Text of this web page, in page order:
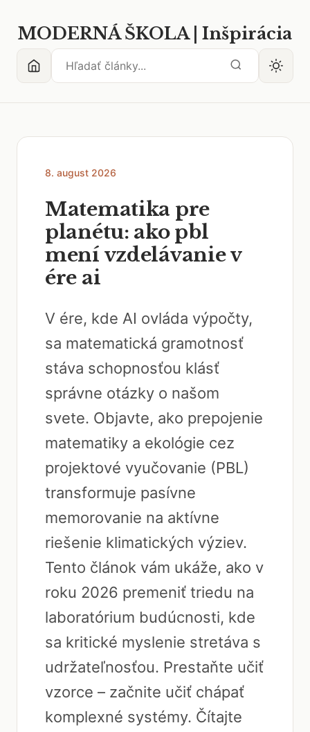
MODERNÁ ŠKOLA | Inšpirácia
8. august 2026
Matematika pre
planétu: ako pbl
mení vzdelávanie v
ére ai
V ére, kde AI ovláda výpočty,
sa matematická gramotnosť
stáva schopnosťou klásť
správne otázky o našom
svete. Objavte, ako prepojenie
matematiky a ekológie cez
projektové vyučovanie (PBL)
transformuje pasívne
memorovanie na aktívne
riešenie klimatických výziev.
Tento článok vám ukáže, ako v
roku 2026 premeniť triedu na
laboratórium budúcnosti, kde
sa kritické myslenie stretáva s
udržateľnosťou. Prestaňte učiť
vzorce – začnite učiť chápať
komplexné systémy. Čítajte